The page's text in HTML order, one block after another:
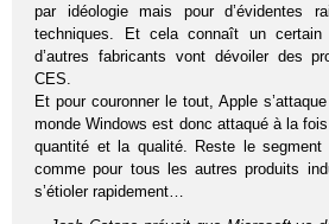
par idéologie mais pour d’évidentes
techniques. Et cela connaît un
d’autres fabricants vont dévoiler des
CES.
Et pour couronner le tout, Apple
monde Windows est donc attaqué à la
quantité et la qualité. Reste le segment
comme pour tous les autres produits
s’étioler rapidement…